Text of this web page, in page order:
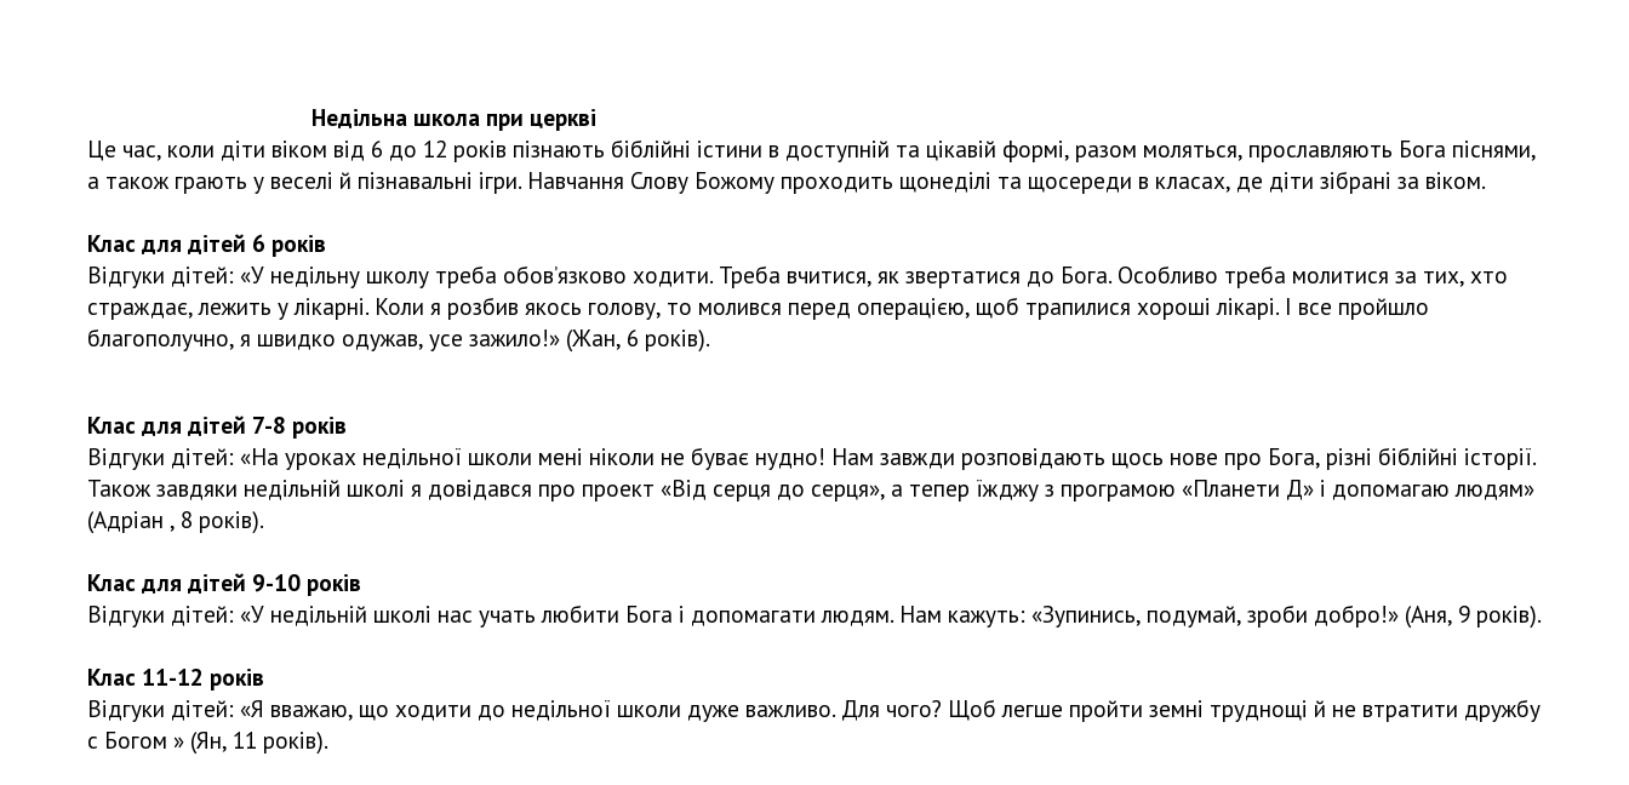
Недільна школа при церкві
Це час, коли діти віком від 6 до 12 років пізнають біблійні істини в доступній та цікавій формі, разом моляться, прославляють Бога піснями,
а також грають у веселі й пізнавальні ігри. Навчання Слову Божому проходить щонеділі та щосереди в класах, де діти зібрані за віком.
Клас для дітей 6 років
Відгуки дітей: «У недільну школу треба обов’язково ходити. Треба вчитися, як звертатися до Бога. Особливо треба молитися за тих, хто
страждає, лежить у лікарні. Коли я розбив якось голову, то молився перед операцією, щоб трапилися хороші лікарі. І все пройшло
благополучно, я швидко одужав, усе зажило!» (Жан, 6 років).
Клас для дітей 7-8 років
Відгуки дітей: «На уроках недільної школи мені ніколи не буває нудно! Нам завжди розповідають щось нове про Бога, різні біблійні історії.
Також завдяки недільній школі я довідався про проект «Від серця до серця», а тепер їжджу з програмою «Планети Д» і допомагаю людям»
(Адріан , 8 років).
Клас для дітей 9-10 років
Відгуки дітей: «У недільній школі нас учать любити Бога і допомагати людям. Нам кажуть: «Зупинись, подумай, зроби добро!» (Аня, 9 років).
Клас 11-12 років
Відгуки дітей: «Я вважаю, що ходити до недільної школи дуже важливо. Для чого? Щоб легше пройти земні труднощі й не втратити дружбу
с Богом » (Ян, 11 років).